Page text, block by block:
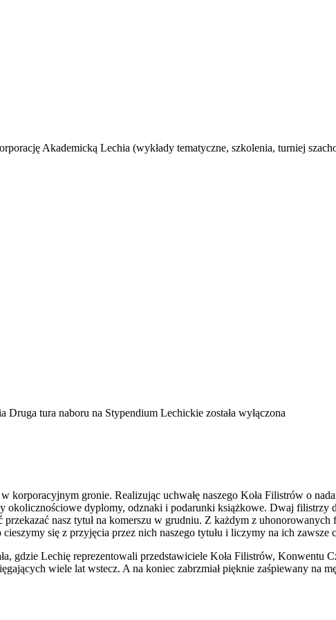
Akademicką Lechia (wykłady tematyczne, szkolenia, turniej
Druga tura naboru na Stypendium Lechickie została wyłączona
korporacyjnym gronie. Realizując uchwałę naszego Koła Filistrów o
dyplomy, odznaki i podarunki książkowe. Dwaj filistrzy
nasz tytuł na komerszu w grudniu. Z każdym z uhonorowanych
się z przyjęcia przez nich naszego tytułu i liczymy na ich zawsze
gdzie Lechię reprezentowali przedstawiciele Koła Filistrów, Konwentu
wiele lat wstecz. A na koniec zabrzmiał pięknie zaśpiewany na